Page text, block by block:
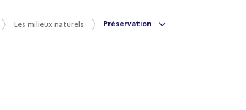
Les milieux naturels Préservation